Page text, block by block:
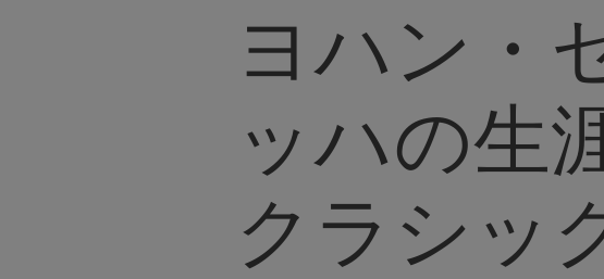
ヨハン・
ッハの生
クラシッ